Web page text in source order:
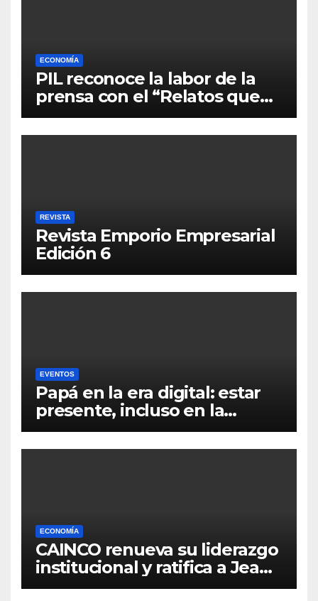
ECONOMÍA
PIL reconoce la labor de la
prensa con el “Relatos que
alimentan Bolivia”
REVISTA
Revista Emporio Empresarial
Edición 6
EVENTOS
Papá en la era digital: estar
presente, incluso en la
distancia
ECONOMÍA
CAINCO renueva su liderazgo
institucional y ratifica a Jean
Pierre Antelo para una nueva